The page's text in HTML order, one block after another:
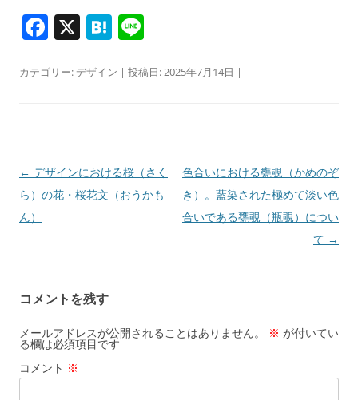
F
c
o
k
X H
e e
カテゴリー: デザイン | 投稿日:2025年7月14日 |
投
稿
ナ
シ
ョ
ン
← デザインにおける桜（さく
ら）の花・桜花文（おうかも
ん）
色合いにおける甕覗（かめのぞ
き）。藍染された極めて淡い色
合いである甕覗（瓶覗）につい
て →
コメントを残す
メールアドレスが公開されることはありません。 ※ が付いてい
る欄は必須項目です
コメント ※